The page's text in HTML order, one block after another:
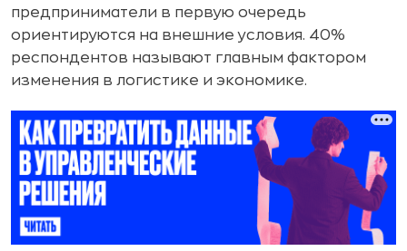
предприниматели в первую очередь
ориентируются на внешние условия. 40%
респондентов называют главным фактором
изменения в логистике и экономике.